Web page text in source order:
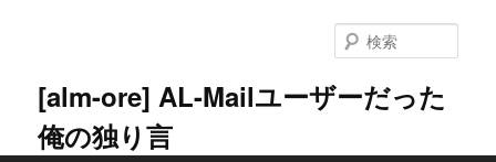
ン
[alm-ore] AL-Mailユーザーだった
俺の独り言
索